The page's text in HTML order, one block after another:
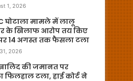
1, 2026
घोटाला मामले में लालू
के खिलाफ आरोप तय किए
14 अगस्त तक फैसला टला
2026
की जमानत पर
टला, हाई कोर्ट ने